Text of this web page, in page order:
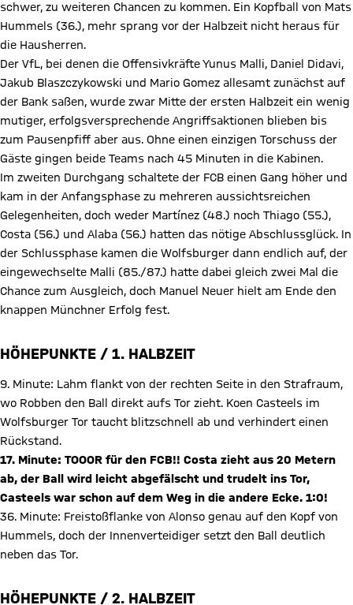
schwer, zu weiteren Chancen zu kommen. Ein Kopfball von Mats
Hummels (36.), mehr sprang vor der Halbzeit nicht heraus für
die Hausherren.
Der VfL, bei denen die Offensivkräfte Yunus Malli, Daniel Didavi,
Jakub Blaszczykowski und Mario Gomez allesamt zunächst auf
der Bank saßen, wurde zwar Mitte der ersten Halbzeit ein wenig
mutiger, erfolgsversprechende Angriffsaktionen blieben bis
zum Pausenpfiff aber aus. Ohne einen einzigen Torschuss der
Gäste gingen beide Teams nach 45 Minuten in die Kabinen.
Im zweiten Durchgang schaltete der FCB einen Gang höher und
kam in der Anfangsphase zu mehreren aussichtsreichen
Gelegenheiten, doch weder Martínez (48.) noch Thiago (55.),
Costa (56.) und Alaba (56.) hatten das nötige Abschlussglück. In
der Schlussphase kamen die Wolfsburger dann endlich auf, der
eingewechselte Malli (85./87.) hatte dabei gleich zwei Mal die
Chance zum Ausgleich, doch Manuel Neuer hielt am Ende den
knappen Münchner Erfolg fest.
HÖHEPUNKTE / 1. HALBZEIT
9. Minute: Lahm flankt von der rechten Seite in den Strafraum,
wo Robben den Ball direkt aufs Tor zieht. Koen Casteels im
Wolfsburger Tor taucht blitzschnell ab und verhindert einen
Rückstand.
17. Minute: TOOOR für den FCB!! Costa zieht aus 20 Metern
ab, der Ball wird leicht abgefälscht und trudelt ins Tor,
Casteels war schon auf dem Weg in die andere Ecke. 1:0!
36. Minute: Freistoßflanke von Alonso genau auf den Kopf von
Hummels, doch der Innenverteidiger setzt den Ball deutlich
neben das Tor.
HÖHEPUNKTE / 2. HALBZEIT